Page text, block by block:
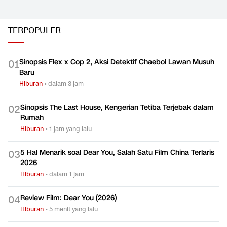
TERPOPULER
01Sinopsis Flex x Cop 2, Aksi Detektif Chaebol Lawan Musuh
Baru
Hiburan •dalam 3 jam
02Sinopsis The Last House, Kengerian Tetiba Terjebak dalam
Rumah
Hiburan •1 jam yang lalu
035 Hal Menarik soal Dear You, Salah Satu Film China Terlaris
2026
Hiburan •dalam 1 jam
04Review Film: Dear You (2026)
Hiburan • 5 menit yang lalu